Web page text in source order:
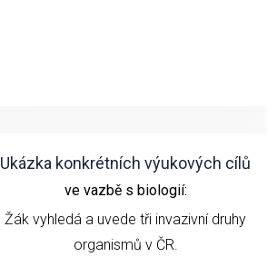
Ukázka konkrétních výukových cílů
ve vazbě s biologií:
Žák vyhledá a uvede tři invazivní druhy
organismů v ČR.